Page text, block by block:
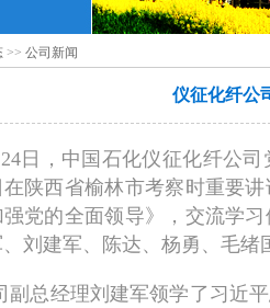
>> 公司新闻
仪征化纤公
日，中国石化仪征化纤公
陕西省榆林市考察时重要
党的全面领导》，交流学
刘建军、陈达、杨勇、毛绪
副总经理刘建军领学了习近